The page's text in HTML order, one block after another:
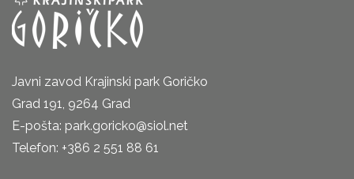
Javni zavod Krajinski park Goričko
Grad 191, 9264 Grad
E-pošta: park.goricko@siol.net
Telefon: +386 2 551 88 61